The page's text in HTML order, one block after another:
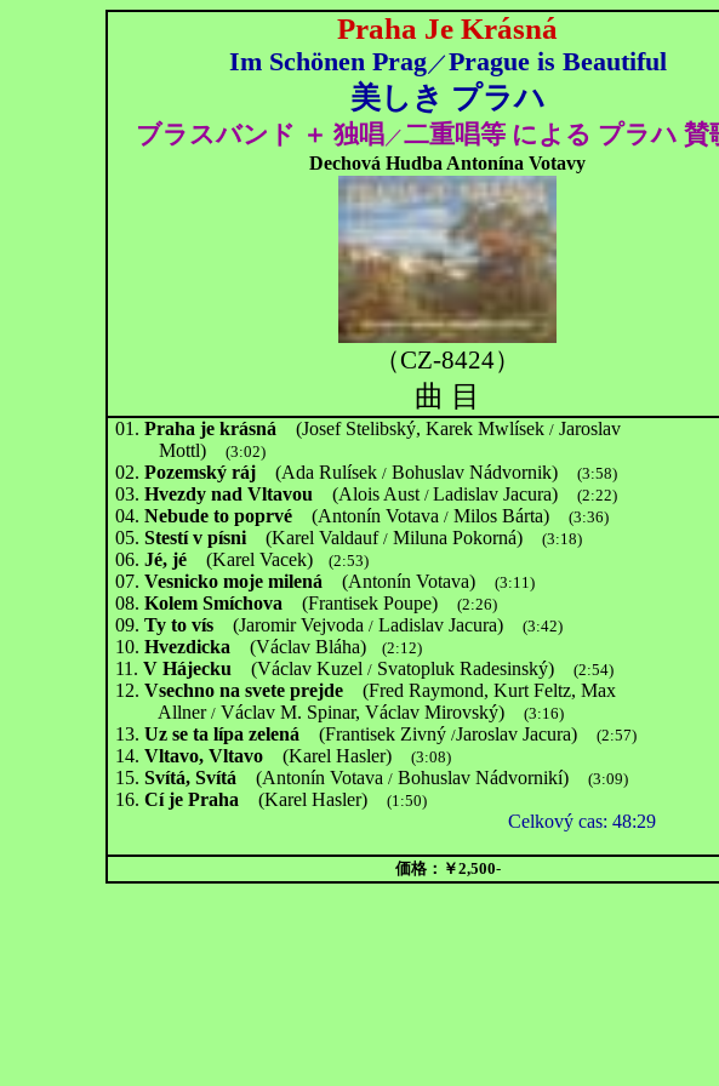
Praha Je Krásná
Im Schönen Prag／Prague is Beautiful
美しき プラハ
ブラスバンド ＋ 独唱／二重唱等 による プラハ 賛
Dechová Hudba Antonína Votavy
（CZ-8424）
曲 目
01.Praha je krásná (Josef Stelibský, Karek Mwlísek/ Jaroslav
Mottl)(3:02)
02.Pozemský ráj (Ada Rulísek/ Bohuslav Nádvornik)(3:58)
03.Hvezdy nad Vltavou (Alois Aust/Ladislav Jacura)(2:22)
04.Nebude to poprvé (Antonín Votava/ Milos Bárta)(3:36)
05.Stestí v písni (Karel Valdauf/ Miluna Pokorná)(3:18)
06.Jé, jé (Karel Vacek) (2:53)
07.Vesnicko moje milená (Antonín Votava)(3:11)
08.Kolem Smíchova(Frantisek Poupe)(2:26)
09.Ty to vís (Jaromir Vejvoda/ Ladislav Jacura)(3:42)
10.Hvezdicka (Václav Bláha) (2:12)
11.V Hájecku(Václav Kuzel/ Svatopluk Radesinský)(2:54)
12.Vsechno na svete prejde (Fred Raymond, Kurt Feltz, Max
Allner/ Václav M. Spinar, Václav Mirovský)(3:16)
13. Uz se ta lípa zelená(Frantisek Zivný/Jaroslav Jacura)(2:57)
14.Vltavo, Vltavo (Karel Hasler)(3:08)
15.Svítá, Svítá (Antonín Votava/ Bohuslav Nádvornikí)(3:09)
16.Cí je Praha (Karel Hasler)(1:50)
Celkový cas: 48:29
価格：￥2,500-